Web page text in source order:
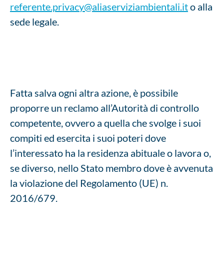
referente.privacy@aliaserviziambientali.ito alla
sede legale.
Fatta salva ogni altra azione, è possibile
proporre un reclamo all’Autorità di controllo
competente, ovvero a quella che svolge i suoi
compiti ed esercita i suoi poteri dove
l’interessato ha la residenza abituale o lavora o,
se diverso, nello Stato membro dove è avvenuta
la violazione del Regolamento (UE) n.
2016/679.